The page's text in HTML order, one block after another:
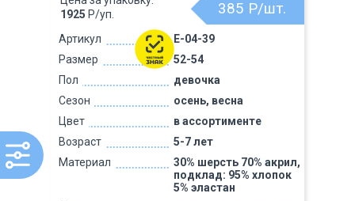
Артикул
E-04-39
Размер
52-54
Пол
девочка
Сезон
осень, весна
Цвет
в ассортименте
Возраст
5-7 лет
Материал
30% шерсть 70% акрил,
подклад: 95% хлопок
5% эластан
385 Р/шт.
1925 Р/уп.